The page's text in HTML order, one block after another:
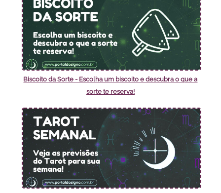
Biscoito da Sorte - Escolha um biscoito e descubra o que a
sorte te reserva!